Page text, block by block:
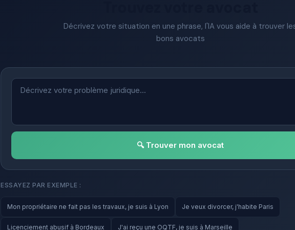
Décrivez votre situation en une phrase, l'IA vous aide à trouver
bons avocats
🔍 Trouver mon avocat
ESSAYEZ PAR EXEMPLE :
Mon propriétaire ne fait pas les travaux, je suis à Lyon Je veux divorcer, j'habite Paris
Licenciement abusif à Bordeaux J'ai reçu une OQTF, je suis à Marseille